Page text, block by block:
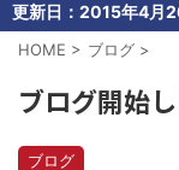
更新日： 2015年4月
HOME > ブログ >
ブログ開始し
ブログ